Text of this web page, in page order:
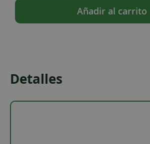
Añadir al carrito
Detalles